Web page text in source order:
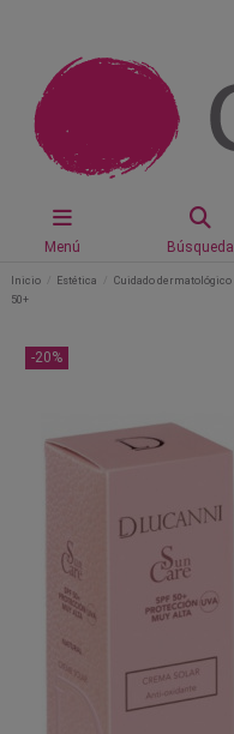
Menú Búsqueda
Inicio Estética Cuidado dermatológico
50+
-20%